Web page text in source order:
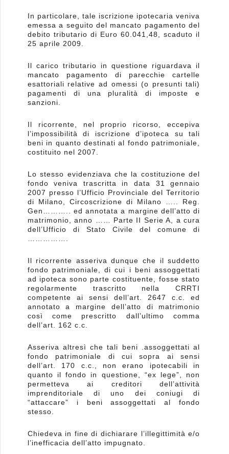
In particolare, tale iscrizione ipotecaria veniva
emessa a seguito del mancato pagamento del
debito tributario di Euro 60.041,48, scaduto il
25 aprile 2009.
Il carico tributario in questione riguardava il
mancato pagamento di parecchie cartelle
esattoriali relative ad omessi (o presunti tali)
pagamenti di una pluralità di imposte e
sanzioni.
Il ricorrente, nel proprio ricorso, eccepiva
l’impossibilità di iscrizione d’ipoteca su tali
beni in quanto destinati al fondo patrimoniale,
costituito nel 2007.
Lo stesso evidenziava che la costituzione del
fondo veniva trascritta in data 31 gennaio
2007 presso l’Ufficio Provinciale del Territorio
di Milano, Circoscrizione di Milano ….. Reg.
Gen……….. ed annotata a margine dell’atto di
matrimonio, anno …… Parte II Serie A, a cura
dell’Ufficio di Stato Civile del comune di
Il ricorrente asseriva dunque che il suddetto
fondo patrimoniale, di cui i beni assoggettati
ad ipoteca sono parte costituente, fosse stato
regolarmente trascritto nella CRRTI
competente ai sensi dell’art. 2647 c.c. ed
annotato a margine dell’atto di matrimonio
così come prescritto dall’ultimo comma
dell’art. 162 c.c.
Asseriva altresì che tali beni .assoggettati al
fondo patrimoniale di cui sopra ai sensi
dell’art. 170 c.c., non erano ipotecabili in
quanto il fondo in questione, “ex lege”, non
permetteva ai creditori dell’attività
imprenditoriale di uno dei coniugi di
“attaccare” i beni assoggettati al fondo
stesso.
Chiedeva in fine di dichiarare l’illegittimità e/o
l’inefficacia dell’atto impugnato.